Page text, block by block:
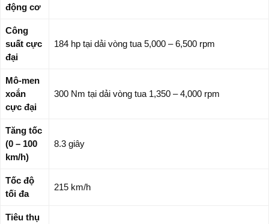
động cơ
Công
suất cực
đại
184 hp tại dải vòng tua 5,000 – 6,500 rpm
Mô-men
xoắn
cực đại
300 Nm tại dải vòng tua 1,350 – 4,000 rpm
Tăng tốc
(0 – 100
km/h)
8.3 giây
Tốc độ
tối đa
215 km/h
Tiêu thụ